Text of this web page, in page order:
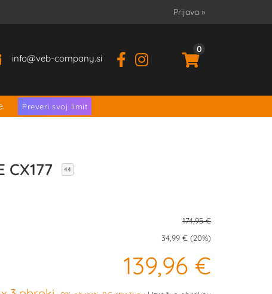
Prijava »
info veb-company.si
0
Preveri svoj limit
CX177 44
174,95 €
34,99 € (20%)
139,96 €